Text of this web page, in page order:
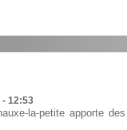
- 12:53
la-petite apporte